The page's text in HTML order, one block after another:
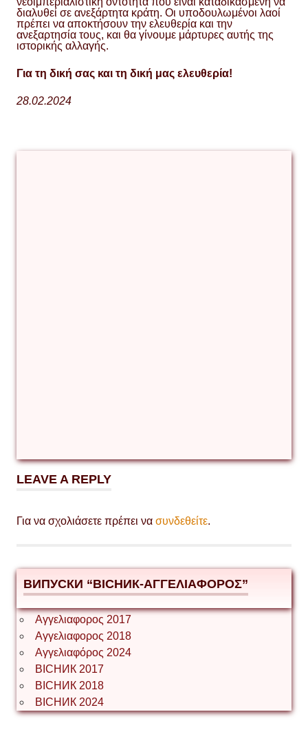
διαλυθεί σε ανεξάρτητα κράτη. Οι υποδουλωμένοι λαοί
πρέπει να αποκτήσουν την ελευθερία και την
ανεξαρτησία τους, και θα γίνουμε μάρτυρες αυτής της
ιστορικής αλλαγής.
Για τη δική σας και τη δική μας ελευθερία!
28.02.2024
LEAVE A REPLY
Για να σχολιάσετε πρέπει να συνδεθείτε.
ВИПУСКИ “ВІСНИК-ΑΓΓΕΛΙΑΦΟΡΟΣ”
Αγγελιαφορος 2017
Αγγελιαφορος 2018
Αγγελιαφόρος 2024
ВІСНИК 2017
ВІСНИК 2018
ВІСНИК 2024